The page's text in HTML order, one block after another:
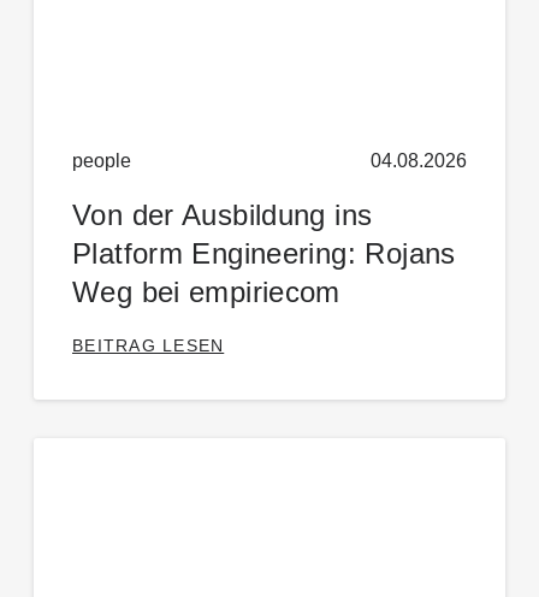
people 04.08.2026
Von der Ausbildung ins
Platform Engineering: Rojans
Weg bei empiriecom
BEITRAG LESEN